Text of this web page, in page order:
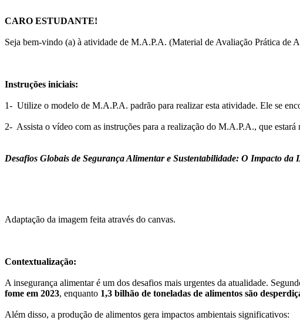
CARO ESTUDANTE!
Seja bem-vindo (a) à atividade de M.A.P.A. (Material de Avaliação Prática de
Instruções iniciais:
1- Utilize o modelo de M.A.P.A. padrão para realizar esta atividade. Ele se
2- Assista o vídeo com as instruções para a realização do M.A.P.A., que estará
Desafios Globais de Segurança Alimentar e Sustentabilidade: O Impacto da
Adaptação da imagem feita através do canvas.
Contextualização:
A insegurança alimentar é um dos desafios mais urgentes da atualidade.
fome em 2023, enquanto 1,3 bilhão de toneladas de alimentos são
Além disso, a produção de alimentos gera impactos ambientais significativos: